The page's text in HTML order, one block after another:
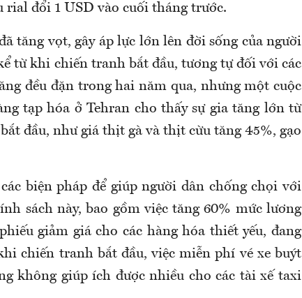
rial đổi 1 USD vào cuối tháng trước.
tăng vọt, gây áp lực lớn lên đời sống của người
từ khi chiến tranh bắt đầu, tương tự đối với các
đều đặn trong hai năm qua, nhưng một cuộc
tạp hóa ở Tehran cho thấy sự gia tăng lớn từ
đầu, như giá thịt gà và thịt cừu tăng 45%, gạo
biện pháp để giúp người dân chống chọi với
sách này, bao gồm việc tăng 60% mức lương
giảm giá cho các hàng hóa thiết yếu, đang
chiến tranh bắt đầu, việc miễn phí vé xe buýt
không giúp ích được nhiều cho các tài xế taxi